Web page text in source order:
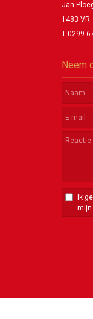
Jan
1483 VR
T 0299
Neem
Ik
mijn